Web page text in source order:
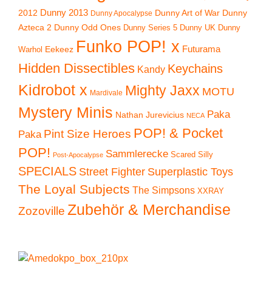
2012 Dunny 2013 Dunny Apocalypse Dunny Art of War Dunny
Azteca 2 Dunny Odd Ones Dunny Series 5 Dunny UK Dunny
Warhol Eekeez Funko POP! x Futurama
Hidden Dissectibles Kandy Keychains
Kidrobot x Mardivale Mighty Jaxx MOTU
Mystery Minis Nathan Jurevicius NECA Paka
Paka Pint Size Heroes POP! & Pocket
POP! Post-Apocalypse Sammlerecke Scared Silly
SPECIALS Street Fighter Superplastic Toys
The Loyal Subjects The Simpsons XXRAY
Zozoville Zubehör & Merchandise